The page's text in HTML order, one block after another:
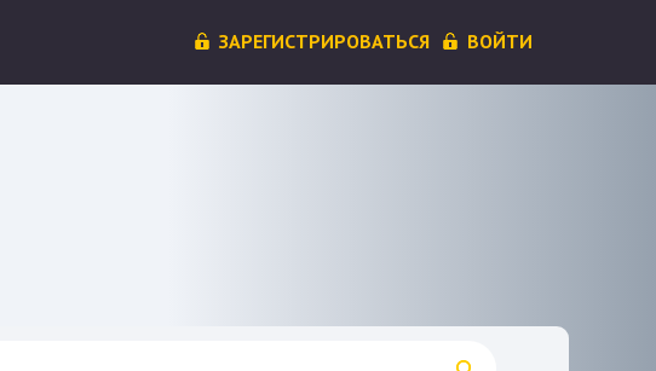
ЗАРЕГИСТРИРОВАТЬСЯ ВОЙТИ